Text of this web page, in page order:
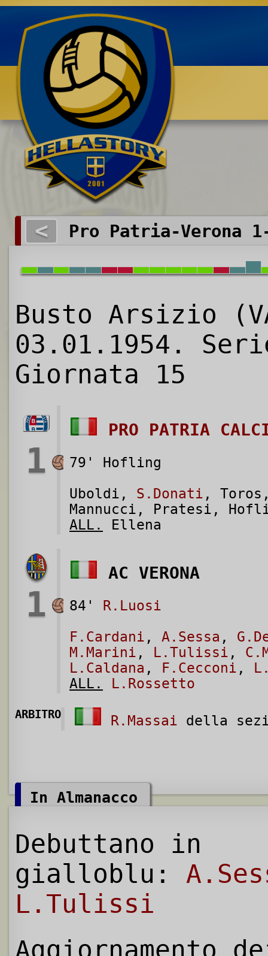
Benvenuti su HELLASTORY.net
< Pro Patria-Verona
Busto Arsizio
03.01.1954.
Giornata 15
1
PRO PATRIA
79' Hofling
Uboldi, S.Donati ,
Mannucci, Pratesi,
ALL.
Ellena
1
AC VERONA
84' R.Luosi
F.Cardani , A.Sessa ,
M.Marini , L.Tulissi ,
L.Caldana , F.Cecconi ,
ALL.
L.Rossetto
ARBITRO R.Massai della
In Almanacco
Debuttano in
gialloblu:
L.Tulissi